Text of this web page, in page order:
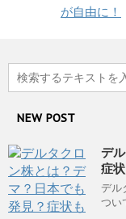
が自由に！
NEW POST
デ
症
デル
つい